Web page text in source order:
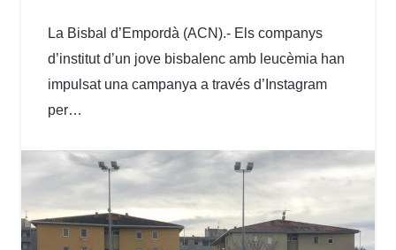
La Bisbal d’Empordà (ACN).- Els companys
d’institut d’un jove bisbalenc amb leucèmia han
impulsat una campanya a través d’Instagram
per…